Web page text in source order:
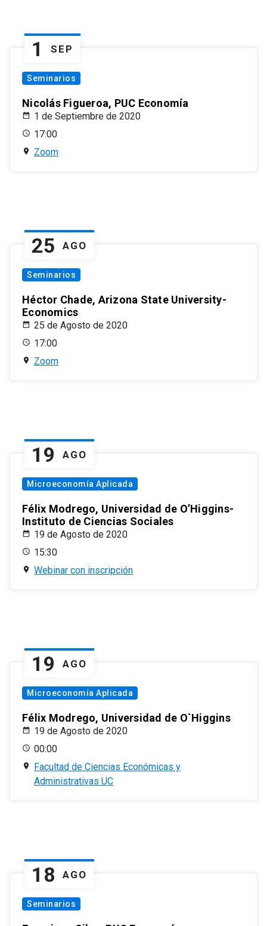
1 SEP
Seminarios
Nicolás Figueroa, PUC Economía
1 de Septiembre de 2020
17:00
Zoom
25 AGO
Seminarios
Héctor Chade, Arizona State University-
Economics
25 de Agosto de 2020
17:00
Zoom
19 AGO
Microeconomía Aplicada
Félix Modrego, Universidad de O’Higgins-
Instituto de Ciencias Sociales
19 de Agosto de 2020
15:30
Webinar con inscripción
19 AGO
Microeconomía Aplicada
Félix Modrego, Universidad de O`Higgins
19 de Agosto de 2020
00:00
Facultad de Ciencias Económicas y
Administrativas UC
18 AGO
Seminarios